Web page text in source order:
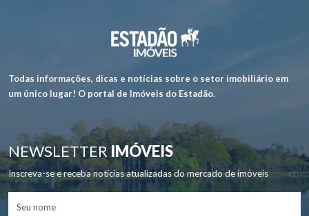
Todas informações, dicas e notícias sobre o setor imobiliário em
um único lugar! O portal de Imóveis do Estadão.
NEWSLETTERIMÓVEIS
Inscreva-se e receba notícias atualizadas do mercado de imóveis